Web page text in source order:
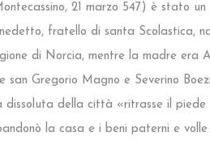
21 marzo 547) è stato
fratello di santa
di Norcia, mentre la madre
Gregorio Magno e Severino
della città «ritrasse il
la casa e i beni paterni e